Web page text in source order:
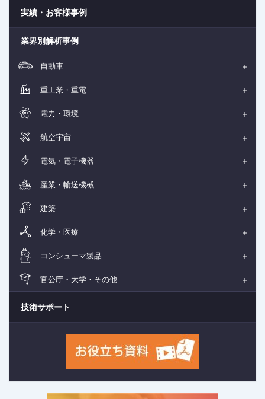
実績・お客様事例
業界別解析事例
自動車
重工業・重電
電力・環境
航空宇宙
電気・電子機器
産業・輸送機械
建築
化学・医療
コンシューマ製品
官公庁・大学・その他
技術サポート